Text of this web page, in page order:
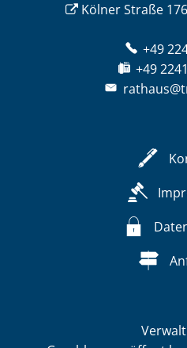
Kölner Straße
+49
+49